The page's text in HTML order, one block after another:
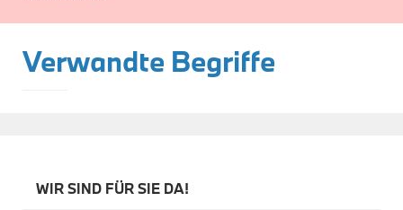
Sicherheit
BMW i8 Zubehör
e-Mobilität
Sommerkompletträder
Räderzubehör
Verwandte Begriffe
WIR SIND FÜR SIE DA!